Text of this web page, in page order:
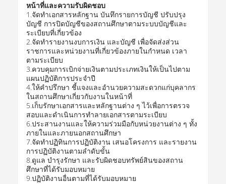
หน้าที่และความรับผิดชอบ
1.จัดทำเอกสารหลักฐาน บันทึกรายการบัญชี ปรับปรุง
บัญชี การปิดบัญชีของสถานศึกษาตามระบบบัญชีและ
ระเบียบที่เกี่ยวข้อง
2.จัดทำรายงานงบการเงิน และบัญชี เพื่อจัดส่งส่วน
ราชการและหน่วยงานที่เกี่ยวข้องภายในกำหนด เวลา
ตามระเบียบ
3.ควบคุมการเบิกจ่ายเงินตามประเภทเงินให้เป็นไปตาม
แผนปฏิบัติการประจำปี
4.ให้คำปรึกษา ชี้แจงและอำนวยความสะดวกแก่บุคลากร
ในสถานศึกษาเกี่ยวกับงานในหน้าที่
5.เก็บรักษาเอกสารและหลักฐานต่าง ๆ ไว้เพื่อการตรวจ
สอบและดำเนินการทำลายเอกสารตามระเบียบ
6.ประสานงานและให้ความร่วมมือกับหน่วยงานต่าง ๆ ทั้ง
ภายในและภายนอกสถานศึกษา
7.จัดทำปฏิทินการปฏิบัติงาน เสนอโครงการ และรายงาน
การปฏิบัติงานตามลำดับขั้น
8.ดูแล บำรุงรักษา และรับผิดชอบทรัพย์สินของสถาน
ศึกษาที่ได้รับมอบหมาย
9.ปฏิบัติงานอื่นตามที่ได้รับมอบหมาย